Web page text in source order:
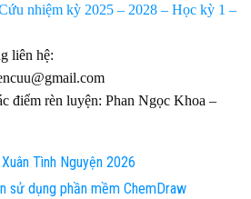
nhiệm kỳ 2025 – 2028 – Học kỳ 1 –
liên hệ:
điểm rèn luyện: Phan Ngọc Khoa –
Tình Nguyện 2026
sử dụng phần mềm ChemDraw